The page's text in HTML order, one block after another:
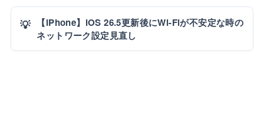
💡
【iPhone】iOS 26.5更新後にWi-Fiが不安定な時の
ネットワーク設定見直し